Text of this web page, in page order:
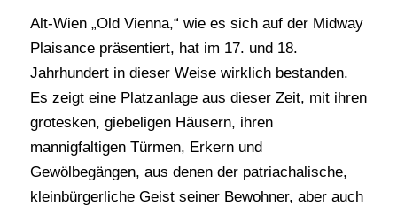
Alt-Wien „Old Vienna,“ wie es sich auf der Midway
Plaisance präsentiert, hat im 17. und 18.
Jahrhundert in dieser Weise wirklich bestanden.
Es zeigt eine Platzanlage aus dieser Zeit, mit ihren
grotesken, giebeligen Häusern, ihren
mannigfaltigen Türmen, Erkern und
Gewölbegängen, aus denen der patriachalische,
kleinbürgerliche Geist seiner Bewohner, aber auch